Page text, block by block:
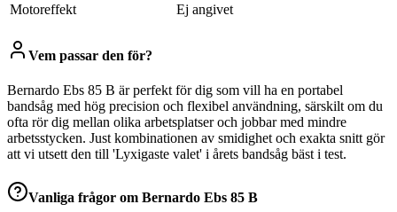
Motoreffekt
Ej angivet
Vem passar den för?
Bernardo Ebs 85 B är perfekt för dig som vill ha en portabel
bandsåg med hög precision och flexibel användning, särskilt om du
ofta rör dig mellan olika arbetsplatser och jobbar med mindre
arbetsstycken. Just kombinationen av smidighet och exakta snitt gör
att vi utsett den till 'Lyxigaste valet' i årets bandsåg bäst i test.
Vanliga frågor om Bernardo Ebs 85 B